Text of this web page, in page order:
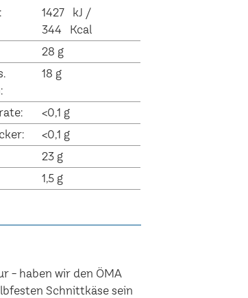
1427 kJ /
344 Kcal
28 g
18 g
<0,1 g
<0,1 g
23 g
1,5 g
- haben wir den ÖMA
Schnittkäse sein